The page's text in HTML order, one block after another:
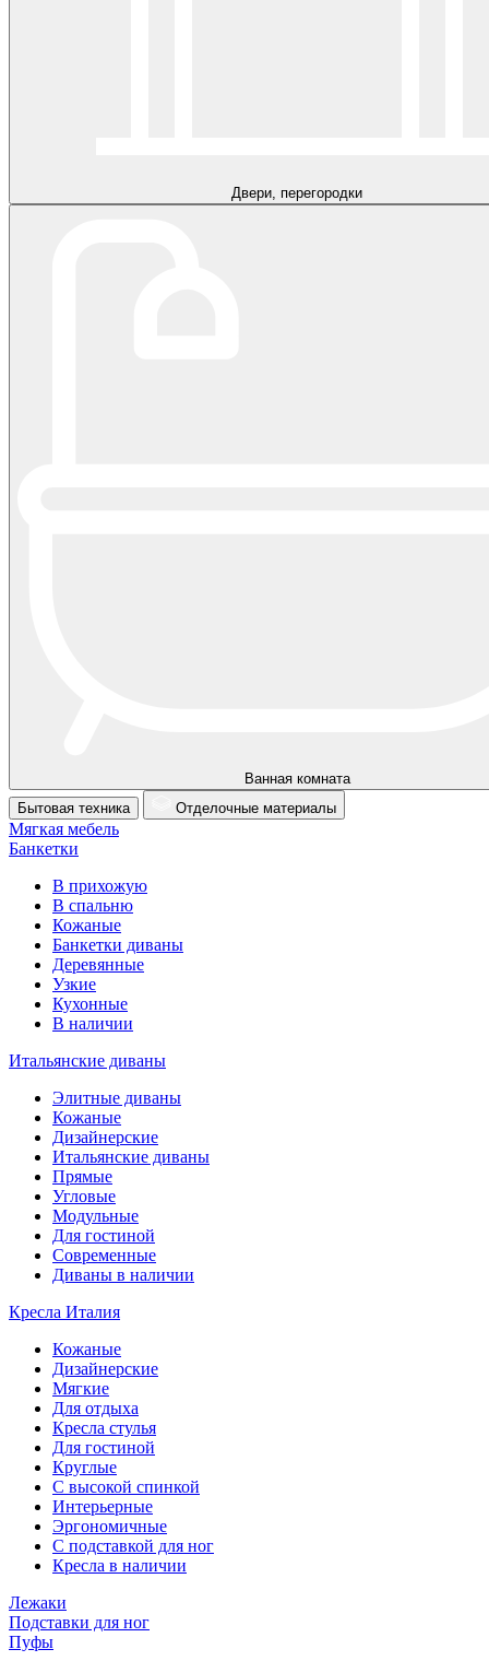
Двери, перегородки
Ванная комната
Бытовая техника
Отделочные материалы
Мягкая мебель
Банкетки
В прихожую
В спальню
Кожаные
Банкетки диваны
Деревянные
Узкие
Кухонные
В наличии
Итальянские диваны
Элитные диваны
Кожаные
Дизайнерские
Итальянские диваны
Прямые
Угловые
Модульные
Для гостиной
Современные
Диваны в наличии
Кресла Италия
Кожаные
Дизайнерские
Мягкие
Для отдыха
Кресла стулья
Для гостиной
Круглые
С высокой спинкой
Интерьерные
Эргономичные
С подставкой для ног
Кресла в наличии
Лежаки
Подставки для ног
Пуфы